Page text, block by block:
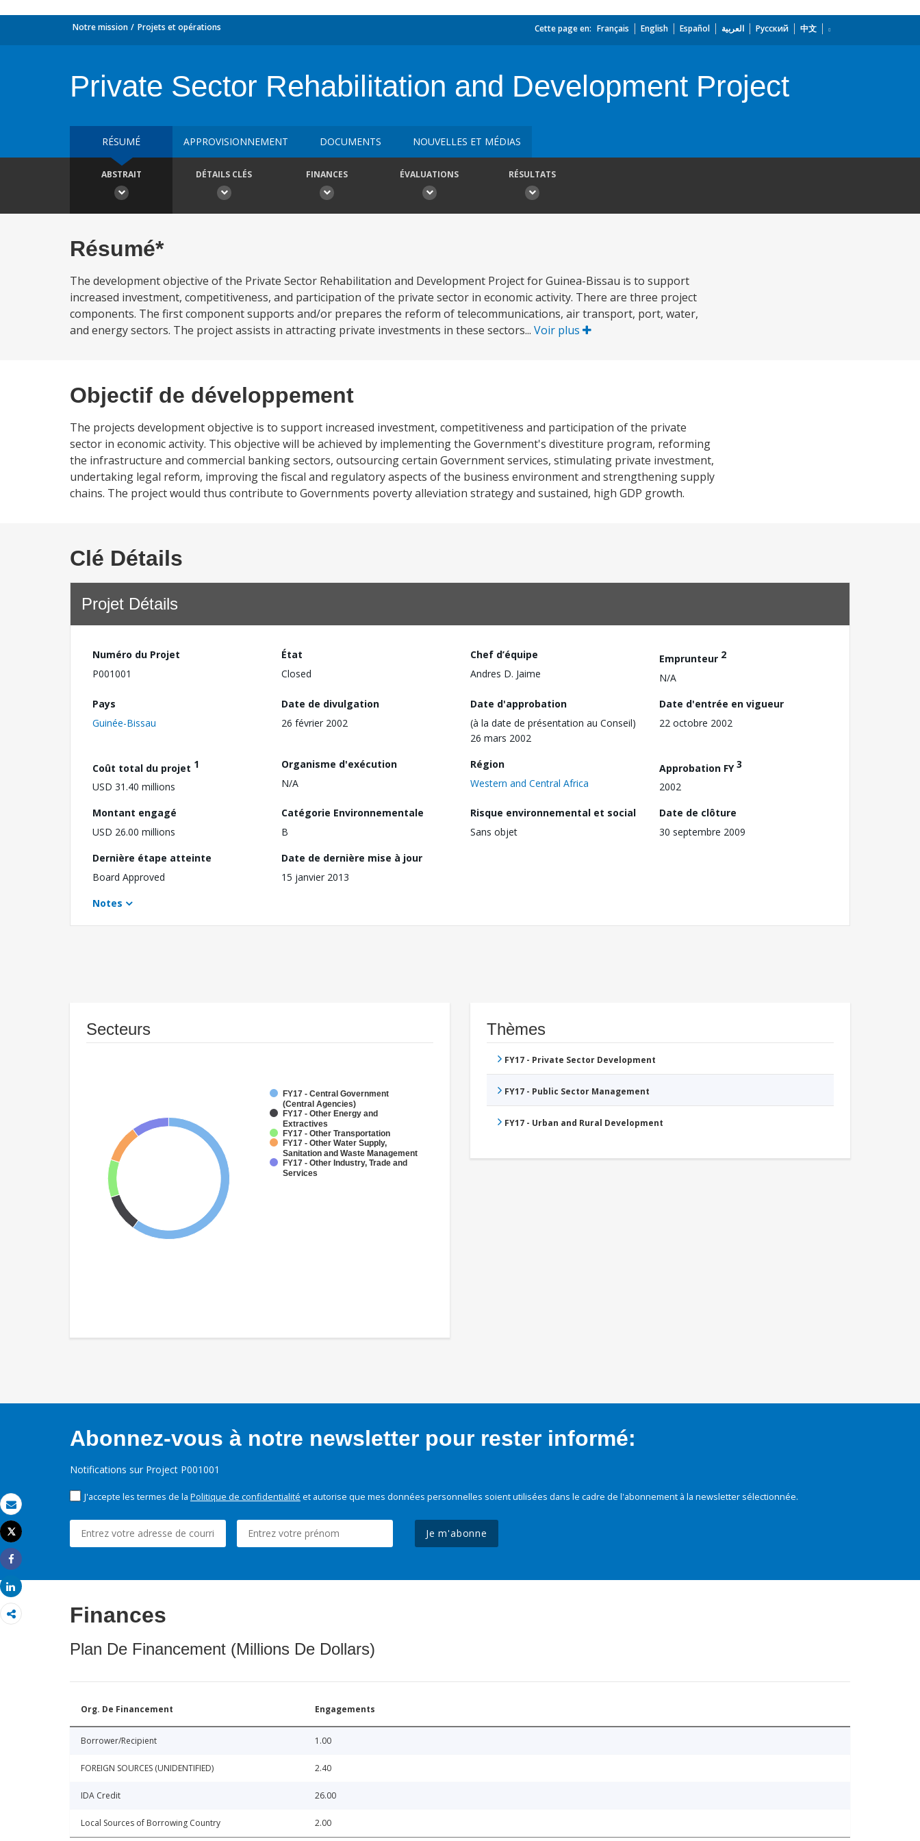
Email
Imprimer
Tweet
Share
Share
Notre mission Projets et opérations Cette page en: Français English Español العربية Русский 中文
Private Sector Rehabilitation and Development Project
RÉSUMÉ APPROVISIONNEMENT DOCUMENTS NOUVELLES ET MÉDIAS
ABSTRAIT DÉTAILS CLÉS FINANCES ÉVALUATIONS RÉSULTATS
Résumé*
The development objective of the Private Sector Rehabilitation and Development Project for Guinea-Bissau is to support
increased investment, competitiveness, and participation of the private sector in economic activity. There are three project
components. The first component supports and/or prepares the reform of telecommunications, air transport, port, water,
and energy sectors. The project assists in attracting private investments in these sectors... Voir plus
Objectif de développement
The projects development objective is to support increased investment, competitiveness and participation of the private
sector in economic activity. This objective will be achieved by implementing the Government's divestiture program, reforming
the infrastructure and commercial banking sectors, outsourcing certain Government services, stimulating private investment,
undertaking legal reform, improving the fiscal and regulatory aspects of the business environment and strengthening supply
chains. The project would thus contribute to Governments poverty alleviation strategy and sustained, high GDP growth.
Clé Détails
Projet Détails
Numéro du Projet
P001001
État
Closed
Chef d’équipe
Andres D. Jaime
Emprunteur 2
N/A
Pays
Guinée-Bissau
Date de divulgation
26 février 2002
Date d'approbation
(à la date de présentation au Conseil)
26 mars 2002
Date d'entrée en vigueur
22 octobre 2002
Coût total du projet 1
USD 31.40 millions
Organisme d'exécution
N/A
Région
Western and Central Africa
Approbation FY3
2002
Montant engagé
USD 26.00 millions
Catégorie Environnementale
B
Risque environnemental et social
Sans objet
Date de clôture
30 septembre 2009
Dernière étape atteinte
Board Approved
Date de dernière mise à jour
15 janvier 2013
Notes
Secteurs
FY17 - Central Government
(Central Agencies)
FY17 - Other Energy and
Extractives
FY17 - Other Transportation
FY17 - Other Water Supply,
Sanitation and Waste Management
FY17 - Other Industry, Trade and
Services
Thèmes
FY17 - Private Sector Development
FY17 - Public Sector Management
FY17 - Urban and Rural Development
Abonnez-vous à notre newsletter pour rester informé:
Notifications sur Project P001001
J'accepte les termes de la Politique de confidentialité et autorise que mes données personnelles soient utilisées dans le cadre de l'abonnement à la newsletter sélectionnée.
Je m'abonne
Finances
Plan De Financement (Millions De Dollars)
Org. De Financement Engagements
Borrower/Recipient 1.00
FOREIGN SOURCES (UNIDENTIFIED) 2.40
IDA Credit 26.00
Local Sources of Borrowing Country 2.00